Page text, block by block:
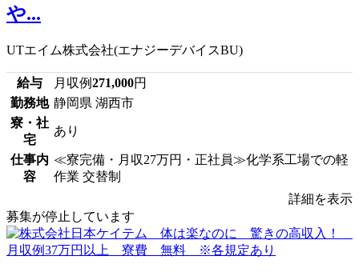
や...
UTエイム株式会社(エナジーデバイスBU)
給与 月収例271,000円
勤務地 静岡県 湖西市
寮・社
宅
あり
仕事内
容
≪寮完備・月収27万円・正社員≫化学系工場での軽
作業 交替制
詳細を表示
募集が停止しています